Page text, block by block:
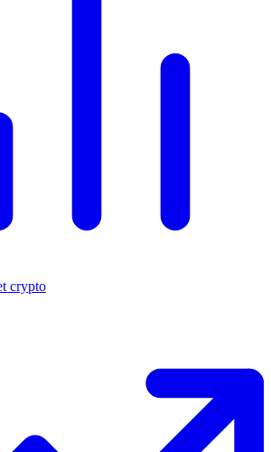
crypto